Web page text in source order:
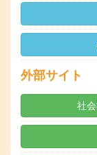
外部サイト
社